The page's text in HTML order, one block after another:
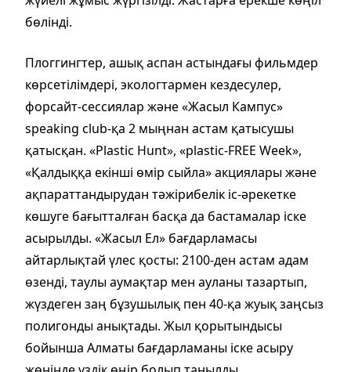
бөлінді.
Плоггингтер, ашық аспан астындағы фильмдер
көрсетілімдері, экологтармен кездесулер,
форсайт-сессиялар және «Жасыл Кампус»
speaking club-қа 2 мыңнан астам қатысушы
қатысқан. «Plastic Hunt», «plastic-FREE Week»,
«Қалдыққа екінші өмір сыйла» акциялары және
ақпараттандырудан тәжірибелік іс-әрекетке
көшуге бағытталған басқа да бастамалар іске
асырылды. «Жасыл Ел» бағдарламасы
айтарлықтай үлес қосты: 2100-ден астам адам
өзенді, таулы аумақтар мен ауланы тазартып,
жүздеген заң бұзушылық пен 40-қа жуық заңсыз
полигонды анықтады. Жыл қорытындысы
бойынша Алматы бағдарламаны іске асыру